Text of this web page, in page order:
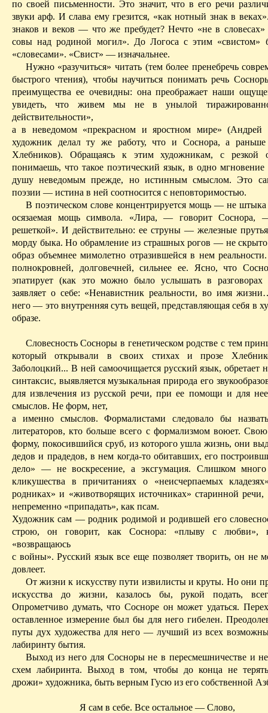
по своей письменности. Это значит, что в его речи
звуки арф. И слава ему грезится, «как нотный знак в
знаков и веков — что же пребудет? Нечто «не в
совы над родиной могил». До Логоса с этим «свистом»
«словесами». «Свист» — изначальнее.
Нужно «разучиться» читать (тем более пренебречь
быстрого чтения), чтобы научиться понимать речь
преимущества ее очевидны: она преображает наши
увидеть, что живем мы не в унылой
действительности»,
а в неведомом «прекрасном и яростном мире» (Андрей
художник делал ту же работу, что и Соснора, а
Хлебников). Обращаясь к этим художникам, с резкой
понимаешь, что такое поэтический язык, в одно
душу неведомым прежде, но истинным смыслом. Это
поэзии — истина в ней соотносится с неповторимостью.
В поэтическом слове концентрируется мощь — не
осязаемая мощь символа. «Лира, — говорит Соснора,
решеткой». И действительно: ее струны — железные
морду быка. Но обрамление из страшных рогов — не
образ объемнее мимолетно отразившейся в нем
полнокровней, долговечней, сильнее ее. Ясно, что
эпатирует (как это можно было услышать в разговорах
заявляет о себе: «Ненавистник реальности, во имя
него — это внутренняя суть вещей, представляющая себя в
образе.
Словесность Сосноры в генетическом родстве с тем
который открывали в своих стихах и прозе
Заболоцкий... В ней самоочищается русский язык, обретает
синтаксис, выявляется музыкальная природа его
для извлечения из русской речи, при ее помощи и для
смыслов. Не форм, нет,
а именно смыслов. Формалистами следовало бы
литераторов, кто больше всего с формализмом воюет.
форму, покосившийся сруб, из которого ушла жизнь, они
дедов и прадедов, в нем когда-то обитавших, его
дело» — не воскресение, а эксгумация. Слишком много
кликушества в причитаниях о «неисчерпаемых
родниках» и «животворящих источниках» старинной
непременно «припадать», как псам.
Художник сам — родник родимой и родившей его
строю, он говорит, как Соснора: «плыву с любви»,
«возвращаюсь
с войны». Русский язык все еще позволяет творить, он не
довлеет.
От жизни к искусству пути извилисты и круты. Но они
искусства до жизни, казалось бы, рукой подать,
Опрометчиво думать, что Сосноре он может удаться.
оставленное измерение был бы для него гибелен.
путы дух художества для него — лучший из всех
лабиринту бытия.
Выход из него для Сосноры не в пересмешничестве и
схем лабиринта. Выход в том, чтобы до конца не
дрожи» художника, быть верным Гусю из его собственной
Я сам в себе. Все остальное — Слово,